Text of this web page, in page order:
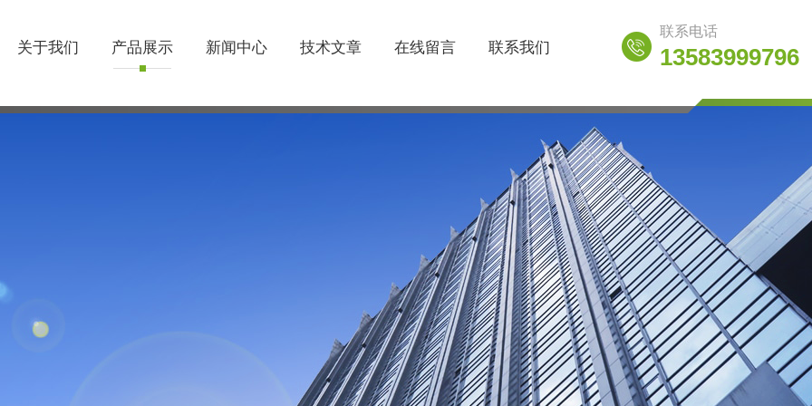
关于我们 产品展示 新闻中心 技术文章 在线留言 联系我们
联系电话
13583999796